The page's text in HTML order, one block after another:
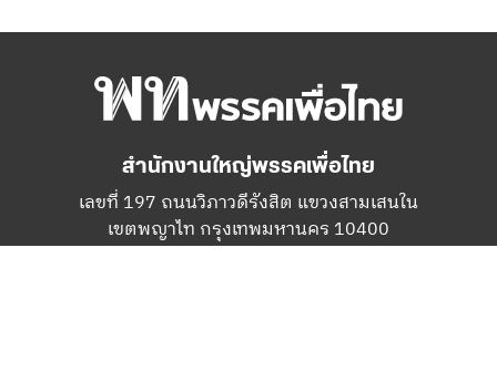
เขตพญาไท กรุงเทพมหานคร 10400
โทร.02-6506000
TwitterYouTube
เกี่ยวกับพรรค